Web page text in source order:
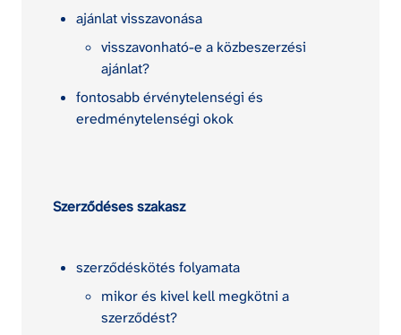
ajánlat visszavonása
visszavonható-e a közbeszerzési
ajánlat?
fontosabb érvénytelenségi és
eredménytelenségi okok
Szerződéses szakasz
szerződéskötés folyamata
mikor és kivel kell megkötni a
szerződést?